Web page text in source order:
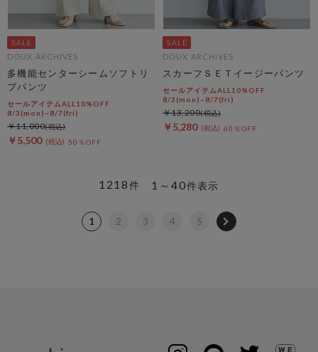
DOUX ARCHIVES
多機能センターシームソフトリ
ブパンツ
セールアイテムALL10%OFF
8/3(mon)~8/7(fri)
￥5,500 50％OFF
￥11,000
DOUX ARCHIVES
スカーフＳＥＴイージーパンツ
セールアイテムALL10%OFF
8/3(mon)~8/7(fri)
￥5,280 60％OFF
￥13,200
1～40件表示
1218件
1 2 3 4 5